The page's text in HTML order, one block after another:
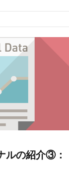
ルの紹介③：